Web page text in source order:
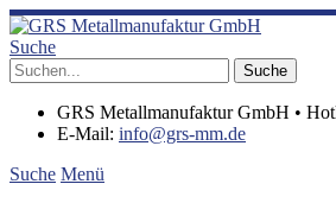
Suche
GRS Metallmanufaktur GmbH •
E-Mail: info@grs-mm.de
Suche Menü